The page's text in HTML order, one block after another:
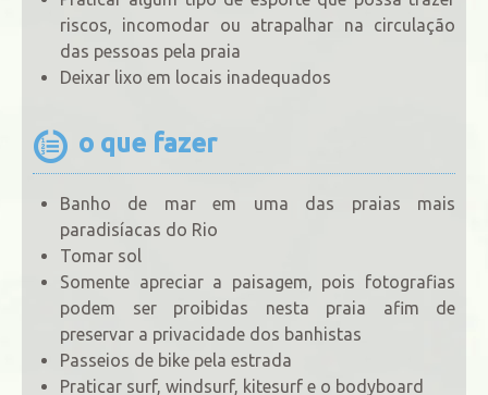
riscos, incomodar ou atrapalhar na circulação
das pessoas pela praia
Deixar lixo em locais inadequados
o que fazer
Banho de mar em uma das praias mais
paradisíacas do Rio
Tomar sol
Somente apreciar a paisagem, pois fotografias
podem ser proibidas nesta praia afim de
preservar a privacidade dos banhistas
Passeios de bike pela estrada
Praticar surf, windsurf, kitesurf e o bodyboard